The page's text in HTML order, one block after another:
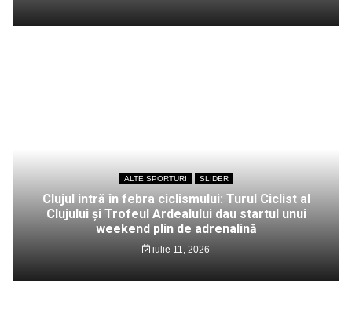
ALTE SPORTURI SLIDER
Clujul intră în febra ciclismului: Turul Ciclist al
Clujului și Trofeul Ardealului dau startul unui
weekend plin de adrenalină
iulie 11, 2026